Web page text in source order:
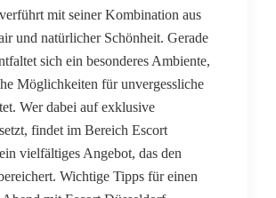
mit seiner Kombination aus
und natürlicher Schönheit. Gerade
sich ein besonderes Ambiente,
Möglichkeiten für unvergessliche
Wer dabei auf exklusive
findet im Bereich Escort
vielfältiges Angebot, das den
Wichtige Tipps für einen